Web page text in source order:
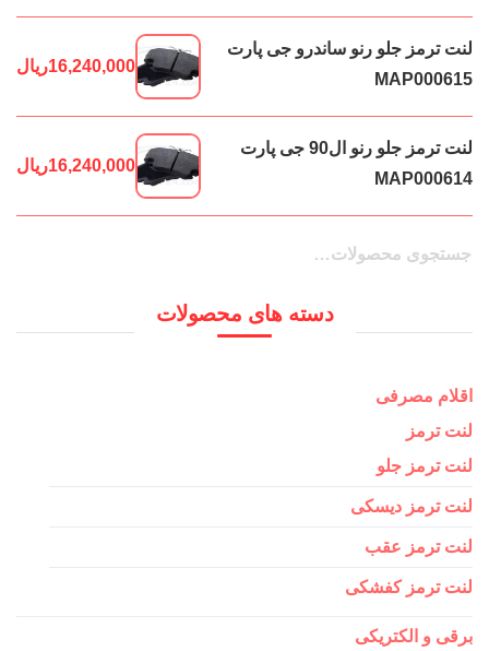
لنت ترمز جلو رنو ساندرو جی پارت
MAP000615
16,240,000ریال
لنت ترمز جلو رنو ال90 جی پارت
MAP000614
16,240,000ریال
جستجو
جستجو
دسته های محصولات
اقلام مصرفی
لنت ترمز
لنت ترمز جلو
لنت ترمز دیسکی
لنت ترمز عقب
لنت ترمز کفشکی
برقی و الکتریکی